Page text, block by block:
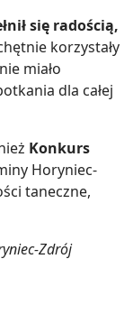
się radością,
korzystały
miało
dla całej
Konkurs
Horyniec-
taneczne,
Zdrój